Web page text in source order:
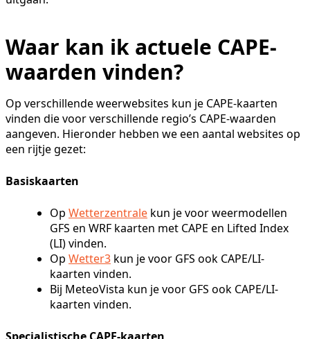
Waar kan ik actuele CAPE-
waarden vinden?
Op verschillende weerwebsites kun je CAPE-kaarten
vinden die voor verschillende regio’s CAPE-waarden
aangeven. Hieronder hebben we een aantal websites op
een rijtje gezet:
Basiskaarten
Op Wetterzentrale kun je voor weermodellen
GFS en WRF kaarten met CAPE en Lifted Index
(LI) vinden.
Op Wetter3 kun je voor GFS ook CAPE/LI-
kaarten vinden.
Bij MeteoVista kun je voor GFS ook CAPE/LI-
kaarten vinden.